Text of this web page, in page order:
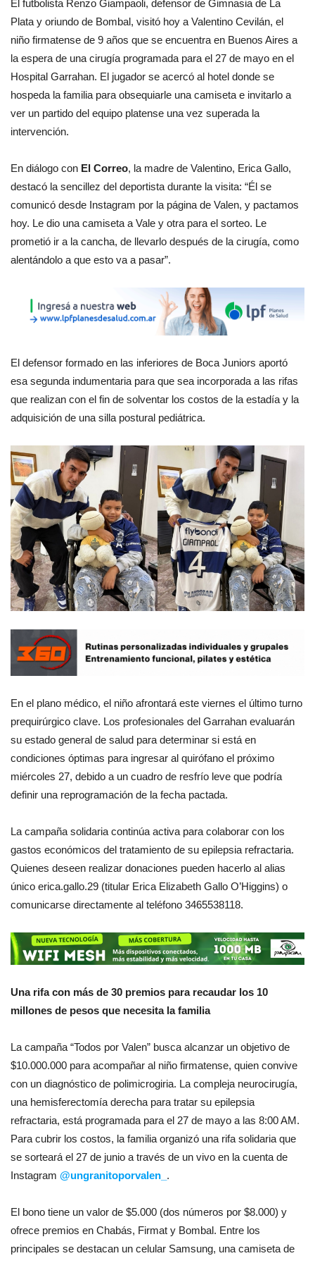
El futbolista Renzo Giampaoli, defensor de Gimnasia de La
Plata y oriundo de Bombal, visitó hoy a Valentino Cevilán, el
niño firmatense de 9 años que se encuentra en Buenos Aires a
la espera de una cirugía programada para el 27 de mayo en el
Hospital Garrahan. El jugador se acercó al hotel donde se
hospeda la familia para obsequiarle una camiseta e invitarlo a
ver un partido del equipo platense una vez superada la
intervención.
En diálogo con El Correo, la madre de Valentino, Erica Gallo,
destacó la sencillez del deportista durante la visita: “Él se
comunicó desde Instagram por la página de Valen, y pactamos
hoy. Le dio una camiseta a Vale y otra para el sorteo. Le
prometió ir a la cancha, de llevarlo después de la cirugía, como
alentándolo a que esto va a pasar”.
El defensor formado en las inferiores de Boca Juniors aportó
esa segunda indumentaria para que sea incorporada a las rifas
que realizan con el fin de solventar los costos de la estadía y la
adquisición de una silla postural pediátrica.
En el plano médico, el niño afrontará este viernes el último turno
prequirúrgico clave. Los profesionales del Garrahan evaluarán
su estado general de salud para determinar si está en
condiciones óptimas para ingresar al quirófano el próximo
miércoles 27, debido a un cuadro de resfrío leve que podría
definir una reprogramación de la fecha pactada.
La campaña solidaria continúa activa para colaborar con los
gastos económicos del tratamiento de su epilepsia refractaria.
Quienes deseen realizar donaciones pueden hacerlo al alias
único erica.gallo.29 (titular Erica Elizabeth Gallo O’Higgins) o
comunicarse directamente al teléfono 3465538118.
Una rifa con más de 30 premios para recaudar los 10
millones de pesos que necesita la familia
La campaña “Todos por Valen” busca alcanzar un objetivo de
$10.000.000 para acompañar al niño firmatense, quien convive
con un diagnóstico de polimicrogiria. La compleja neurocirugía,
una hemisferectomía derecha para tratar su epilepsia
refractaria, está programada para el 27 de mayo a las 8:00 AM.
Para cubrir los costos, la familia organizó una rifa solidaria que
se sorteará el 27 de junio a través de un vivo en la cuenta de
Instagram @ungranitoporvalen_ .
El bono tiene un valor de $5.000 (dos números por $8.000) y
ofrece premios en Chabás, Firmat y Bombal. Entre los
principales se destacan un celular Samsung, una camiseta de